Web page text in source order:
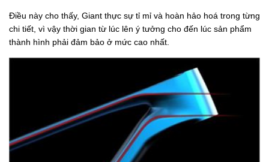
Điều này cho thấy, Giant thực sự tỉ mỉ và hoàn hảo hoá trong từng
chi tiết, vì vậy thời gian từ lúc lên ý tưởng cho đến lúc sản phẩm
thành hình phải đảm bảo ở mức cao nhất.